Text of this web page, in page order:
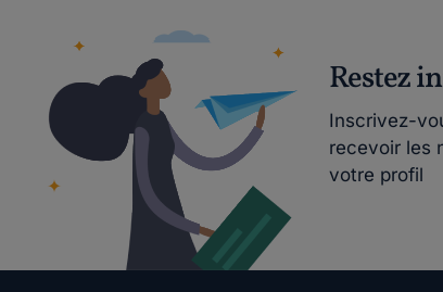
Restez
Inscrivez-
recevoir les
votre profil